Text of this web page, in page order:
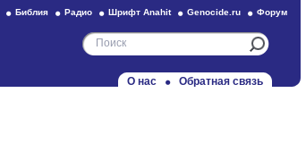
Библия Радио Шрифт Anahit Genocide.ru Форум
О нас Обратная связь